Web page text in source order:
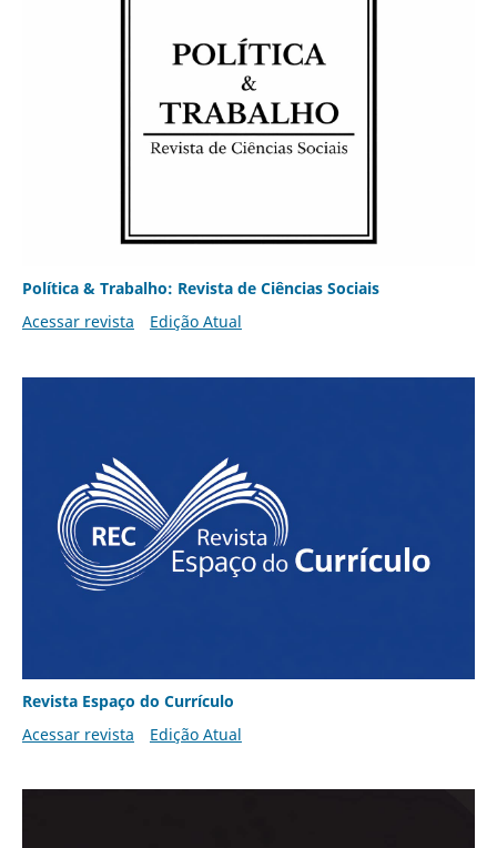
Política & Trabalho: Revista de Ciências Sociais
Acessar revista
Edição Atual
Revista Espaço do Currículo
Acessar revista
Edição Atual